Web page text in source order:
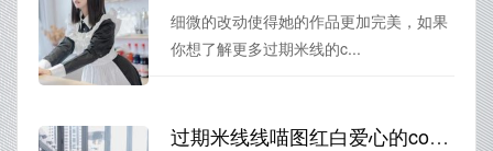
细微的改动使得她的作品更加完美，如果
你想了解更多过期米线的c...
过期米线线喵图红白爱心的cos作品，让人沉醉在异世界